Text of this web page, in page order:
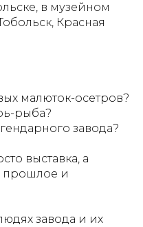
в музейном
Красная
малюток-осетров?
рыба?
завода?
выставка, а
прошлое и
завода и их